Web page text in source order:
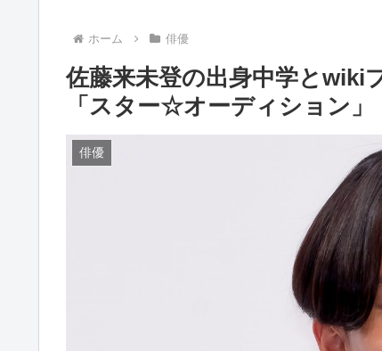
ホーム 俳優
佐藤来未登の出身中学とwiki
「スター☆オーディション」
俳優